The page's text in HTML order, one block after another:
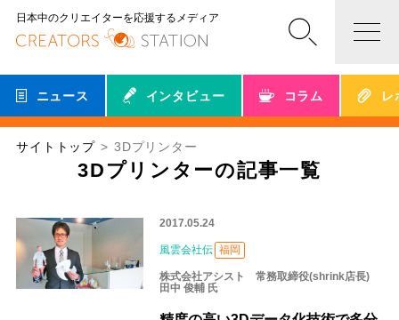
日本中のクリエイターを応援するメディア
ニュース インタビュー コラム レ
サイトトップ 3Dプリンター
3Dプリンターの記事一覧
2017.05.24
風雲会社伝 福岡
株式会社アシスト 常務取締役(shrink店長)
田中 俊輔 氏